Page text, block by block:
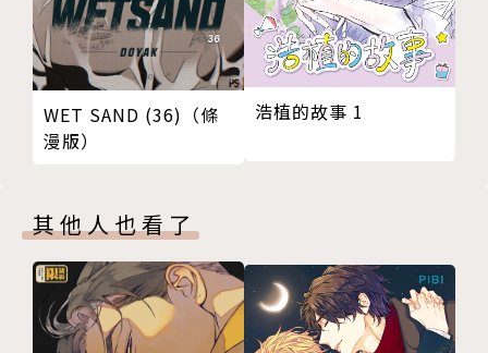
WET SAND (36)（條
漫版）
浩植的故事 1
其他人也看了